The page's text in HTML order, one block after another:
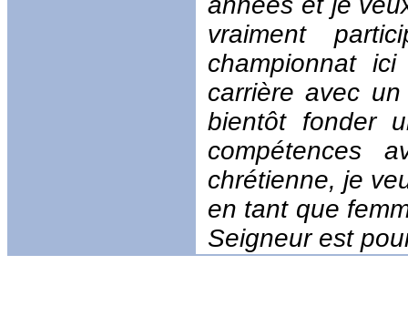
vraiment
championnat
carrière avec
bientôt fonder
compétences
chrétienne, je
en tant que
Seigneur est